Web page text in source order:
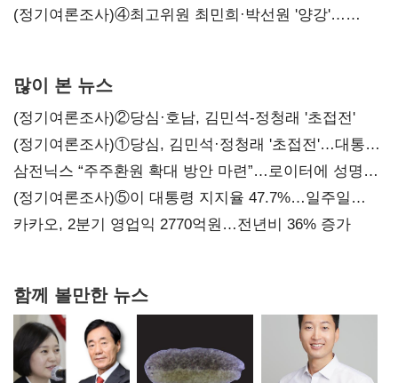
'한 자릿수'
(정기여론조사)④최고위원 최민희·박선원 '양강'…
많이 본 뉴스
(정기여론조사)②당심·호남, 김민석-정청래 '초접전'
(정기여론조사)①당심, 김민석·정청래 '초접전'…대통령
지지도 '50% 아래로'(종합)
삼전닉스 “주주환원 확대 방안 마련”…로이터에 성명
보내
(정기여론조사)⑤이 대통령 지지율 47.7%…일주일
만에 다시 40%대
카카오, 2분기 영업익 2770억원…전년비 36% 증가
함께 볼만한 뉴스